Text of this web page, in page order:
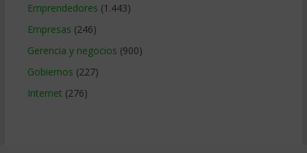
Emprendedores (1.443)
Empresas (246)
Gerencia y negocios (900)
Gobiernos (227)
Internet (276)